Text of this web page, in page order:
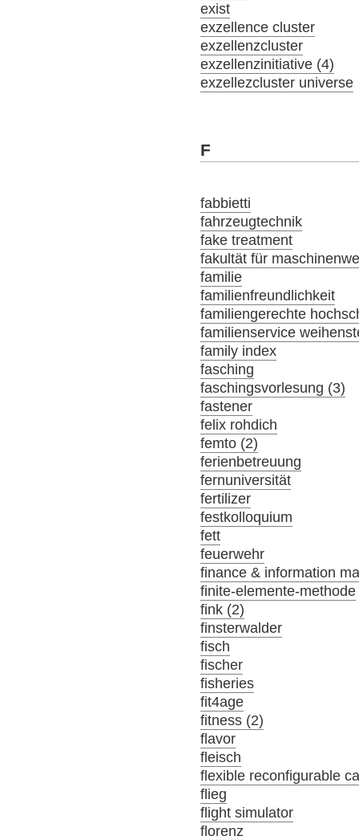
exist
exzellence cluster
exzellenzcluster
exzellenzinitiative (4)
exzellezcluster universe
F
fabbietti
fahrzeugtechnik
fake treatment
fakultät für
familie
familienfreundlichkeit
familiengerechte
familienservice
family index
fasching
faschingsvorlesung (3)
fastener
felix rohdich
femto (2)
ferienbetreuung
fernuniversität
fertilizer
festkolloquium
fett
feuerwehr
finance & information
finite-elemente-methode
fink (2)
finsterwalder
fisch
fischer
fisheries
fit4age
fitness (2)
flavor
fleisch
flexible reconfigurable
flieg
flight simulator
florenz